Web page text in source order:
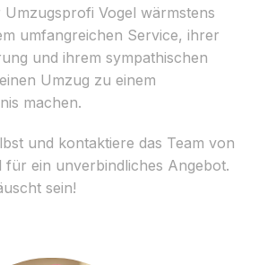
Vogel wärmstens
umfangreichen Service, ihrer
und ihrem sympathischen
Umzug zu einem
machen.
und kontaktiere das Team von
für ein unverbindliches Angebot.
sein!